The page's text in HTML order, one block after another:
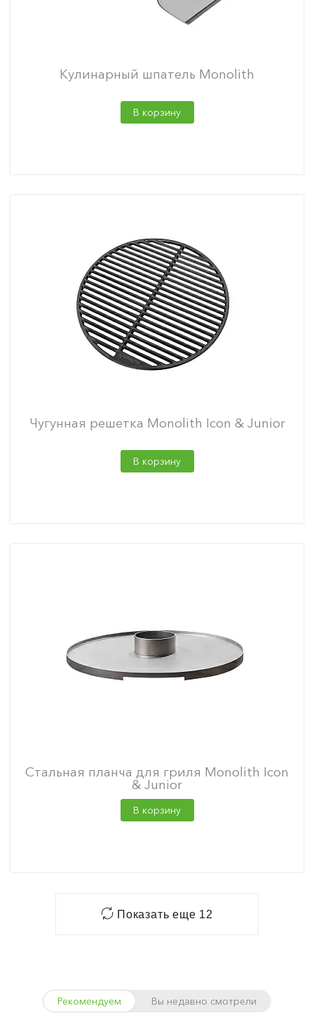
Кулинарный шпатель Monolith
В корзину
Чугунная решетка Monolith Icon & Junior
В корзину
Стальная планча для гриля Monolith Icon
& Junior
В корзину
Показать еще 12
Рекомендуем Вы недавно смотрели